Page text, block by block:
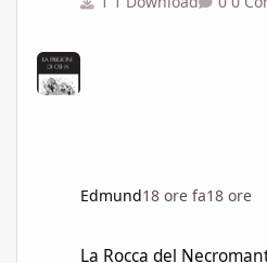
Edmund18 ore fa18 ore
La Rocca del